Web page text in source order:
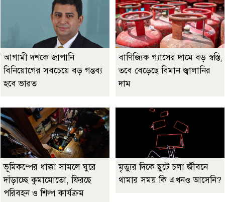
আগামী দশকে জাপানি
বিনিয়োগের সবচেয়ে বড় গন্তব্য
হবে ভারত
বাণিজ্যিক গ্যাসের দামে বড় স্বস্তি,
তবে বেড়েছে বিমান জ্বালানির
দাম
ভূমিকম্পের ধাক্কা সামলে ঘুরে
দাঁড়াচ্ছে কুমামোতো, ফিরছে
পরিবহন ও শিল্প কার্যক্রম
মৃত্যুর দিকে ছুটে চলা জীবনে
থামার সময় কি এখনও আসেনি?